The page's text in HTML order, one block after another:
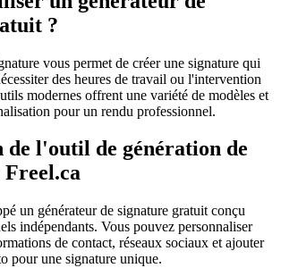
?
vous permet de créer une signature qui
des heures de travail ou l'intervention
modernes offrent une variété de modèles et
pour un rendu professionnel.
de l'outil de génération de
Freel.ca
un générateur de signature gratuit conçu
indépendants. Vous pouvez personnaliser
de contact, réseaux sociaux et ajouter
pour une signature unique.